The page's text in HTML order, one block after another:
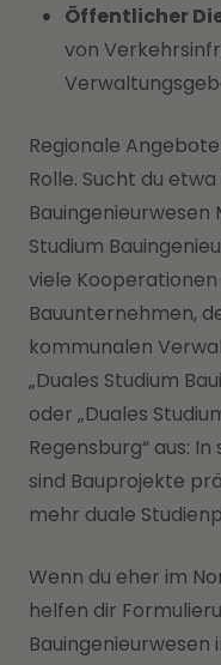
Öffentlicher
von
Regionale
Rolle. Sucht du
Bauingenieurwesen
Studium
viele
Bauunternehmen,
kommunalen
„Duales Studium
oder „Duales
Regensburg“ aus:
sind Bauprojekte
mehr duale
Wenn du eher im
helfen dir
Bauingenieurwesen